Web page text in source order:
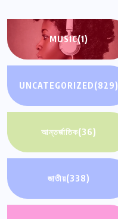
MUSIC(1)
UNCATEGORIZED(829)
আন্তর্জাতিক(36)
জাতীয়(338)